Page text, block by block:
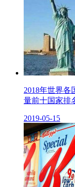
2018年世界各
量前十国家排
2019-05-15